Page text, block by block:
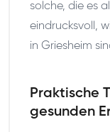
solche, die es
eindrucksvoll,
in Griesheim
Praktische
gesunden